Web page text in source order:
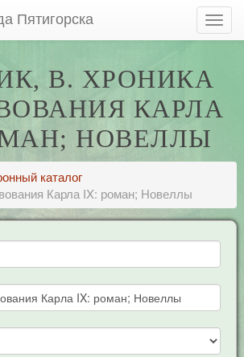
Пятигорска
В. ХРОНИКА
КАРЛА
НОВЕЛЛЫ
каталог
Карла IX: роман; Новеллы